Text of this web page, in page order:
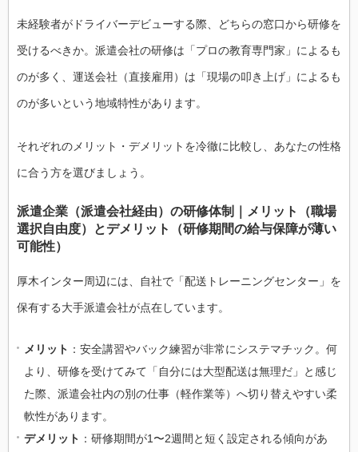
未経験者がドライバーデビューする際、どちらの窓口から研修を
受けるべきか。派遣会社の研修は「プロの教育専門家」によるも
のが多く、運送会社（直接雇用）は「現場の叩き上げ」によるも
のが多いという地域特性があります。
それぞれのメリット・デメリットを冷徹に比較し、あなたの性格
に合う方を選びましょう。
派遣企業（派遣会社経由）の研修体制｜メリット（職場
選択自由度）とデメリット（研修期間の給与保障が薄い
可能性）
厚木インター周辺には、自社で「配送トレーニングセンター」を
保有する大手派遣会社が点在しています。
メリット ：安全講習やバック練習が非常にシステマチック。何
より、研修を受けてみて「自分には大型配送は無理だ」と感じ
た際、派遣会社内の別の仕事（軽作業等）へ切り替えやすい柔
軟性があります。
デメリット ：研修期間が1〜2週間と短く設定される傾向があ